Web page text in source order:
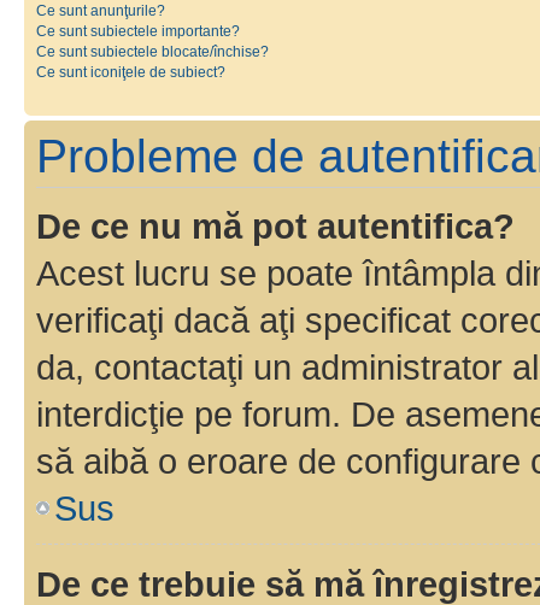
Ce sunt anunţurile?
Ce sunt subiectele importante?
Ce sunt subiectele blocate/închise?
Ce sunt iconiţele de subiect?
Probleme de
De ce nu mă pot autentifica?
Acest lucru se poate întâmpla
verificaţi dacă aţi specificat
da, contactaţi un administrator
interdicţie pe forum. De
să aibă o eroare de configurare
Sus
De ce trebuie să mă